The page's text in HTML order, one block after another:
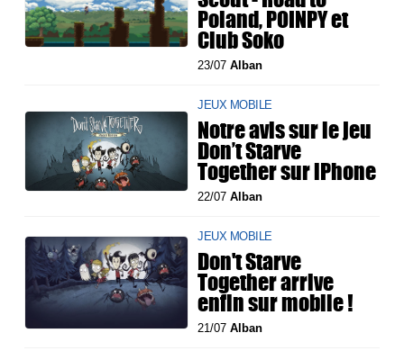
Poland, POINPY et
Club Soko
23/07Alban
JEUX MOBILE
Notre avis sur le jeu
Don’t Starve
Together sur iPhone
22/07Alban
JEUX MOBILE
Don't Starve
Together arrive
enfin sur mobile !
21/07Alban